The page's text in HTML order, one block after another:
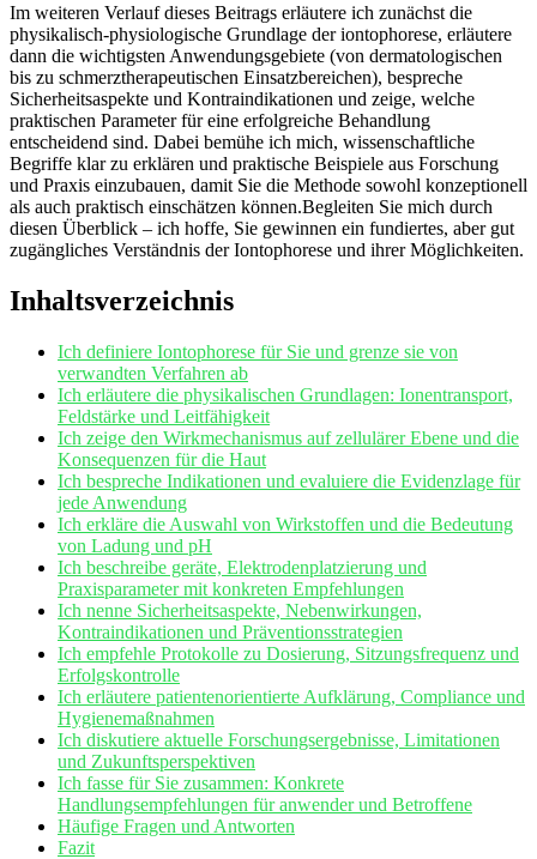
Im weiteren Verlauf dieses ⁤Beitrags erläutere ich zunächst die
physikalisch-physiologische Grundlage der iontophorese, ⁢erläutere
dann die wichtigsten Anwendungsgebiete (von‍ dermatologischen
bis zu schmerztherapeutischen Einsatzbereichen), bespreche
Sicherheitsaspekte und Kontraindikationen und zeige, welche
praktischen Parameter für‌ eine erfolgreiche Behandlung
entscheidend sind. Dabei ⁣bemühe ich mich, wissenschaftliche
⁣Begriffe klar zu erklären ‍und praktische Beispiele aus‌ Forschung
und Praxis einzubauen, damit‍ Sie die Methode ⁤sowohl konzeptionell
⁢als auch ⁣praktisch einschätzen können.Begleiten Sie mich ‌durch
diesen Überblick⁢ – ich hoffe, Sie gewinnen ein fundiertes, aber gut
‌zugängliches Verständnis​ der Iontophorese und ihrer ⁣Möglichkeiten.
Inhaltsverzeichnis
Ich definiere Iontophorese ⁣für Sie und grenze sie von
verwandten‍ Verfahren ab
Ich erläutere die physikalischen Grundlagen: Ionentransport,
Feldstärke und Leitfähigkeit
Ich zeige den Wirkmechanismus auf⁣ zellulärer Ebene und die
Konsequenzen für die⁢ Haut
Ich‌ bespreche ⁣Indikationen und evaluiere die ‍Evidenzlage‌ für
⁢jede Anwendung
Ich erkläre die Auswahl von Wirkstoffen⁢ und die Bedeutung
⁤von Ladung​ und pH
Ich beschreibe geräte, Elektrodenplatzierung und
⁣Praxisparameter mit konkreten Empfehlungen
Ich nenne Sicherheitsaspekte, Nebenwirkungen,
Kontraindikationen und Präventionsstrategien
Ich empfehle Protokolle zu Dosierung, ‍Sitzungsfrequenz​ und
Erfolgskontrolle
Ich ‌erläutere patientenorientierte‌ Aufklärung, Compliance ⁣und
Hygienemaßnahmen
Ich ‍diskutiere aktuelle Forschungsergebnisse, Limitationen
und Zukunftsperspektiven
Ich fasse für⁣ Sie zusammen: Konkrete
Handlungsempfehlungen für anwender und‌ Betroffene
Häufige ‌Fragen und Antworten
Fazit